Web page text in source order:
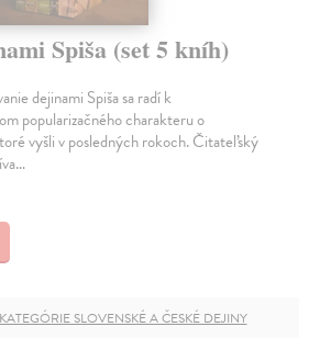
Spiša (set 5 kníh)
dejinami Spiša sa radí k
popularizačného charakteru o
vyšli v posledných rokoch. Čitateľský
SLOVENSKÉ A ČESKÉ DEJINY